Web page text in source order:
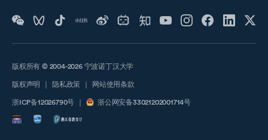
版权所有 © 2004-2026 宁波诺丁汉大学
版权声明 隐私政策 网站使用条款
浙ICP备12026790号 浙公网安备33021202001714号